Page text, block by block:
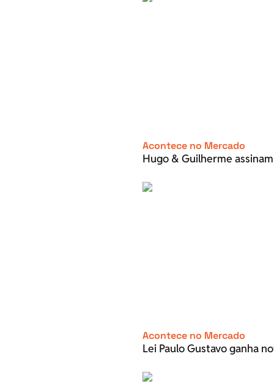
Acontece no Mercado
Hugo & Guilherme
Acontece no Mercado
Lei Paulo Gustavo ganha